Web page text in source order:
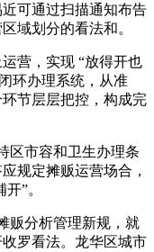
可通过扫描通知布告
域划分的看法和。
营，实现 “放得开也
环办理系统，从准
节层层把控，构成完
市容和卫生办理条
规定摊贩运营场合，
”。
分析管理新规，就
罗看法。龙华区城市